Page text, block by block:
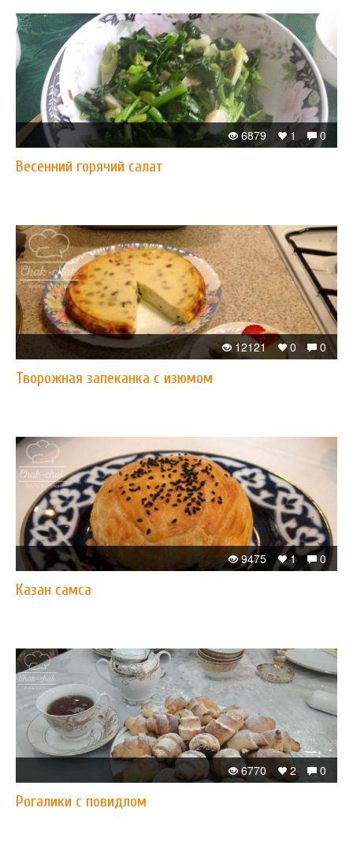
0
1
6879
Весенний горячий салат
0
0
12121
Творожная запеканка с изюмом
0
1
9475
Казан самса
0
2
6770
Рогалики с повидлом